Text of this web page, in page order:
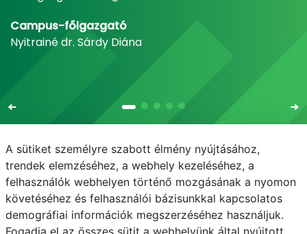
Campus-főigazgató
Nyitrainé dr. Sárdy Diána
E-mail Telefonkönyv NEPTUN
E-learning
Adatvédelem
A sütiket személyre szabott élmény nyújtásához,
trendek elemzéséhez, a webhely kezeléséhez, a
felhasználók webhelyen történő mozgásának a nyomon
követéséhez és felhasználói bázisunkkal kapcsolatos
demográfiai információk megszerzéséhez használjuk.
Fogadja el az összes sütit a webhelyünk által nyújtott